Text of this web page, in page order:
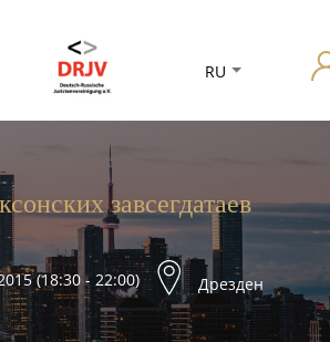
RU
завсегдатаев
(18:30 - 22:00) Дрезден